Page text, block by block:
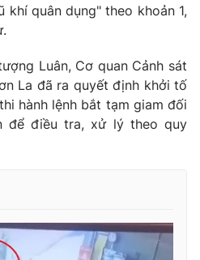
English
hình Việt Nam
quân dụng" theo khoản 1,
Luân, Cơ quan Cảnh sát
La đã ra quyết định khởi tố
hành lệnh bắt tạm giam đối
để điều tra, xử lý theo quy